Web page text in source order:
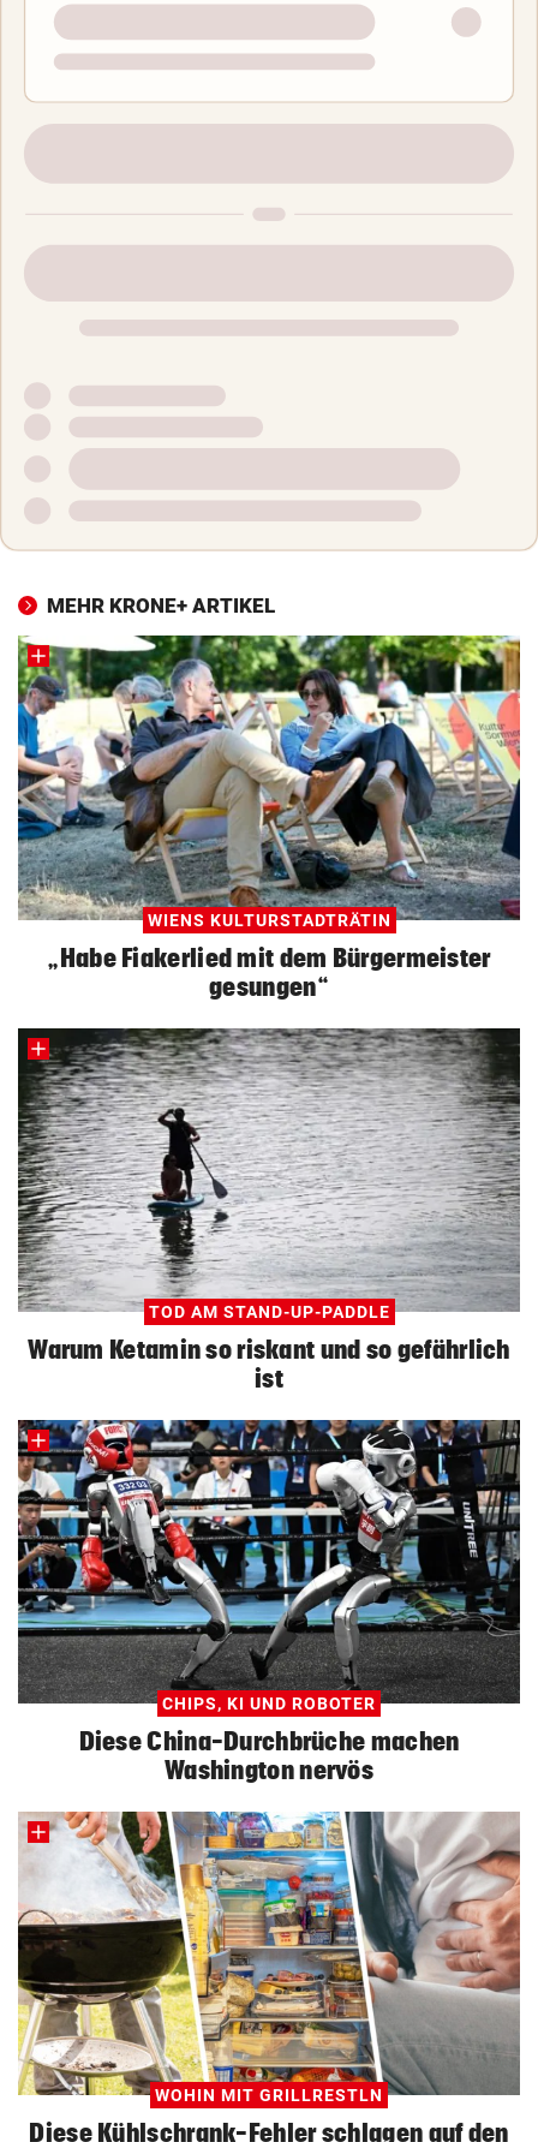
MEHR KRONE+ ARTIKEL
WIENS KULTURSTADTRÄTIN
„Habe Fiakerlied mit dem Bürgermeister
gesungen“
TOD AM STAND-UP-PADDLE
Warum Ketamin so riskant und so gefährlich
ist
CHIPS, KI UND ROBOTER
Diese China-Durchbrüche machen
Washington nervös
WOHIN MIT GRILLRESTLN
Diese Kühlschrank-Fehler schlagen auf den